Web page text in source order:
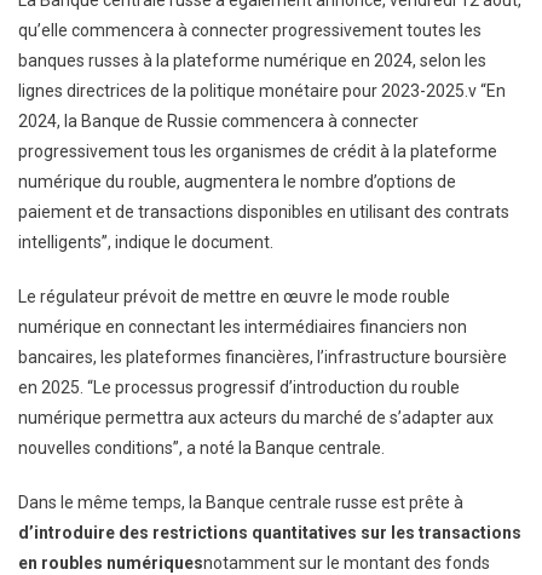
qu’elle commencera à connecter progressivement toutes les
banques russes à la plateforme numérique en 2024, selon les
lignes directrices de la politique monétaire pour 2023-2025.v “En
2024, la Banque de Russie commencera à connecter
progressivement tous les organismes de crédit à la plateforme
numérique du rouble, augmentera le nombre d’options de
paiement et de transactions disponibles en utilisant des contrats
intelligents”, indique le document.
Le régulateur prévoit de mettre en œuvre le mode rouble
numérique en connectant les intermédiaires financiers non
bancaires, les plateformes financières, l’infrastructure boursière
en 2025. “Le processus progressif d’introduction du rouble
numérique permettra aux acteurs du marché de s’adapter aux
nouvelles conditions”, a noté la Banque centrale.
Dans le même temps, la Banque centrale russe est prête à
d’introduire des restrictions quantitatives sur les transactions
en roubles numériquesnotamment sur le montant des fonds